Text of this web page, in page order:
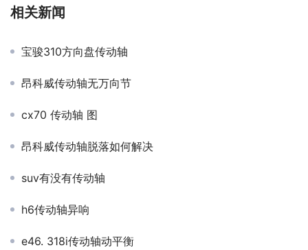
相关新闻
宝骏310方向盘传动轴
昂科威传动轴无万向节
cx70 传动轴 图
昂科威传动轴脱落如何解决
suv有没有传动轴
h6传动轴异响
e46. 318i传动轴动平衡